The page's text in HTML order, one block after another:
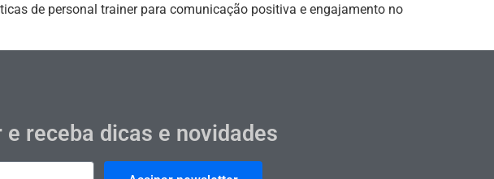
de personal trainer para comunicação positiva e engajamento no
receba dicas e novidades